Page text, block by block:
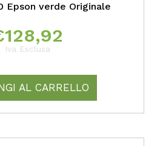
Epson verde Originale
128,92
Iva Esclusa
AL CARRELLO